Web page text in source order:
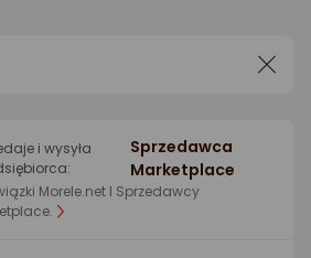
i wysyła
Sprzedawca
Marketplace
Morele.net I Sprzedawcy